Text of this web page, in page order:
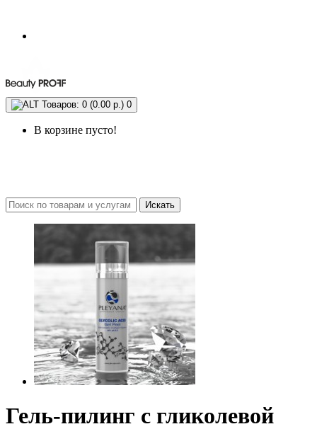
Товаров: 0 (0.00 р.) 0
В корзине пусто!
Искать
Гель-пилинг с гликолевой